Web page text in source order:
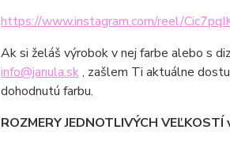
https://www.instagram.com/reel/
Ak si želáš výrobok v nej farbe alebo s
info@janula.sk, zašlem Ti aktuálne
dohodnutú farbu.
ROZMERY JEDNOTLIVÝCH VEĽKOSTÍ